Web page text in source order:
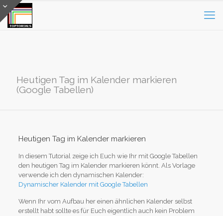
Heutigen Tag im Kalender markieren
(Google Tabellen)
Heutigen Tag im Kalender markieren
In diesem Tutorial zeige ich Euch wie Ihr mit Google Tabellen
den heutigen Tag im Kalender markieren könnt. Als Vorlage
verwende ich den dynamischen Kalender:
Dynamischer Kalender mit Google Tabellen
Wenn Ihr vom Aufbau her einen ähnlichen Kalender selbst
erstellt habt sollte es für Euch eigentlich auch kein Problem